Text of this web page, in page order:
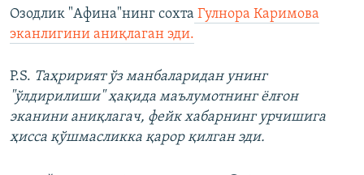
Озодлик "Афина"нинг сохта Гулнора Каримова
эканлигини аниқлаган эди.
P.S. Таҳририят ўз манбаларидан унинг
"ўлдирилиши" ҳақида маълумотнинг ёлғон
эканини аниқлагач, фейк хабарнинг урчишига
ҳисса қўшмасликка қарор қилган эди.